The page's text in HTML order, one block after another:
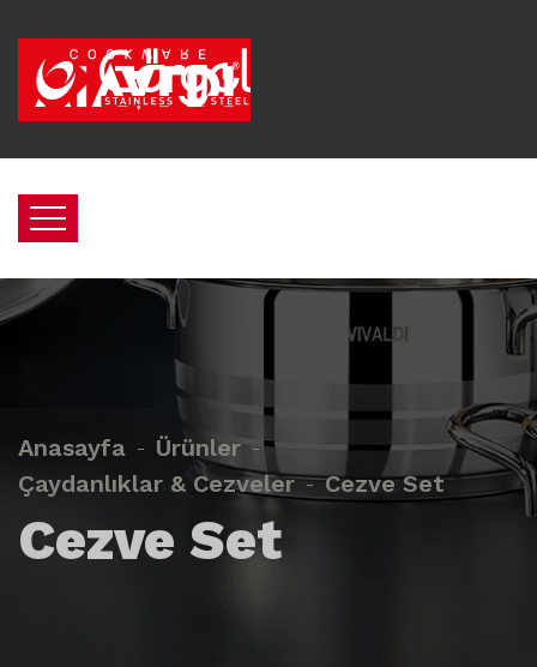
Anasayfa
Ürünler
Çaydanlıklar & Cezveler
Cezve Set
Cezve Set